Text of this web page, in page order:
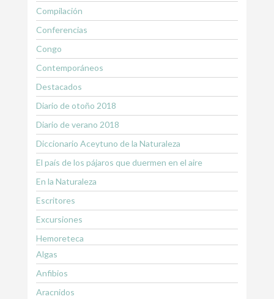
Compilación
Conferencias
Congo
Contemporáneos
Destacados
Diario de otoño 2018
Diario de verano 2018
Diccionario Aceytuno de la Naturaleza
El país de los pájaros que duermen en el aire
En la Naturaleza
Escritores
Excursiones
Hemoreteca
Algas
Anfibios
Aracnidos